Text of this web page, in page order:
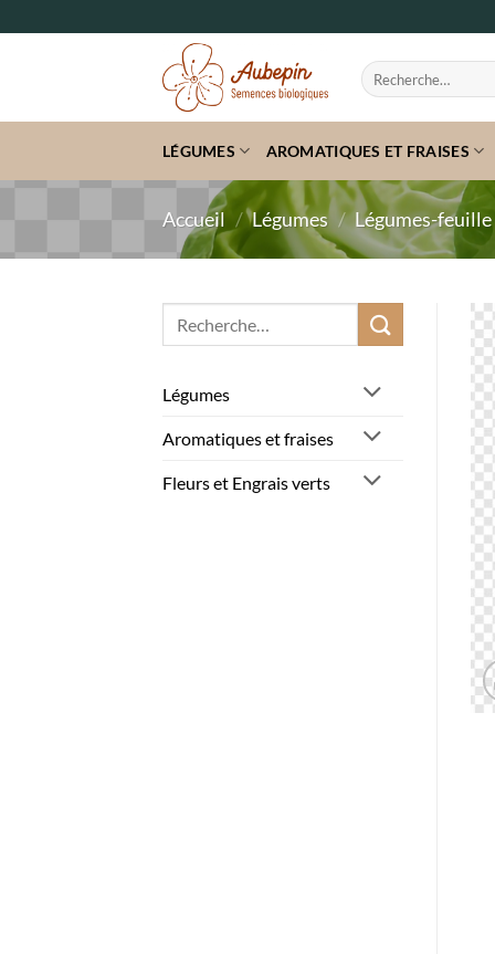
au
Recherche
pour :
LÉGUMES AROMATIQUES ET FRAISES
Accueil / Légumes / Légumes-feuille
Légumes
Aromatiques et fraises
Fleurs et Engrais verts